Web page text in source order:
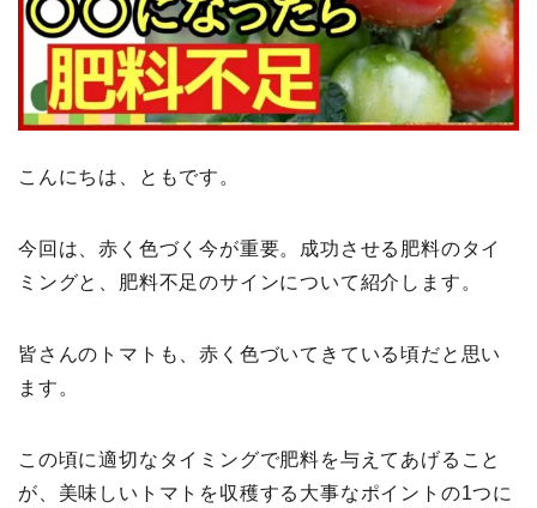
こんにちは、ともです。
今回は、赤く色づく今が重要。成功させる肥料のタイ
ミングと、肥料不足のサインについて紹介します。
皆さんのトマトも、赤く色づいてきている頃だと思い
ます。
この頃に適切なタイミングで肥料を与えてあげること
が、美味しいトマトを収穫する大事なポイントの1つに